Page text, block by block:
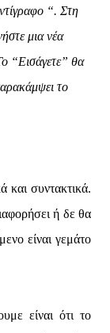
“. Στη
μια νέα
“Εισάγετε” θα
το
και συντακτικά.
ή δε θα
είναι γεμάτο
είναι ότι το